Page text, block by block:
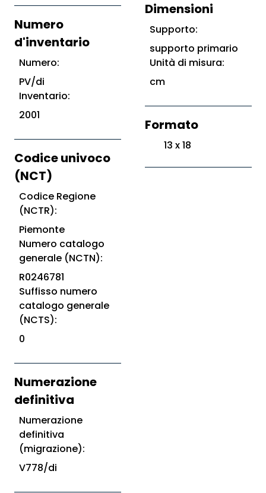
Numero
d'inventario
Numero:
PV/di
Inventario:
2001
Codice univoco
(NCT)
Codice Regione
(NCTR):
Piemonte
Numero catalogo
generale (NCTN):
R0246781
Suffisso numero
catalogo generale
(NCTS):
0
Numerazione
definitiva
Numerazione
definitiva
(migrazione):
V778/di
Dimensioni
Supporto:
supporto primario
Unità di misura:
cm
Formato
13 x 18